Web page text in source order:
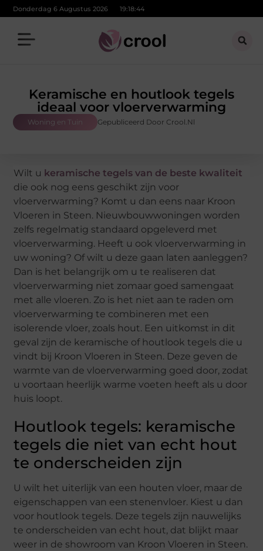
Donderdag 6 Augustus 2026 19:18:45
Keramische en houtlook tegels
ideaal voor vloerverwarming
Woning en Tuin Gepubliceerd Door Crool.nl
Wilt u keramische tegels van de beste kwaliteit
die ook nog eens geschikt zijn voor
vloerverwarming? Komt u dan eens naar Kroon
Vloeren in Steen. Nieuwbouwwoningen worden
zelfs regelmatig standaard opgeleverd met
vloerverwarming. Heeft u ook vloerverwarming in
uw woning? Of wilt u deze gaan laten aanleggen?
Dan is het belangrijk om u te realiseren dat
vloerverwarming niet zomaar goed samengaat
met alle vloeren. Zo is het niet aan te raden om
vloerverwarming te combineren met een
isolerende vloer, zoals hout. Een uitkomst in dit
geval zijn de keramische of houtlook tegels die u
vindt bij Kroon Vloeren in Steen. Deze geven de
warmte van de vloerverwarming goed door, zodat
u voortaan heerlijk warme voeten heeft als u door
huis loopt.
Houtlook tegels: keramische
tegels die niet van echt hout
te onderscheiden zijn
U wilt het uiterlijk van een houten vloer, maar de
eigenschappen van een stenenvloer. Kiest u dan
voor houtlook tegels. Deze tegels zijn nauwelijks
te onderscheiden van echt hout, dat blijkt maar
weer in de showroom van Kroon Vloeren in Steen.